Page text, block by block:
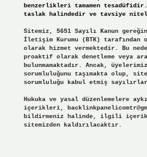
benzerlikleri tamamen
taslak halindedir ve tavsiye
Sitemiz, 5651 Sayılı Kanun
İletişim Kurumu (BTK) tarafından
olarak hizmet vermektedir. Bu
proaktif olarak denetleme veya
bulunmamaktadır. Ancak,
sorumluluğunu taşımakta olup,
sorumluluğu kabul etmiş
Hukuka ve yasal düzenlemelere
içerikleri,
bildirmeniz halinde, ilgili
sitemizden kaldırılacaktır.